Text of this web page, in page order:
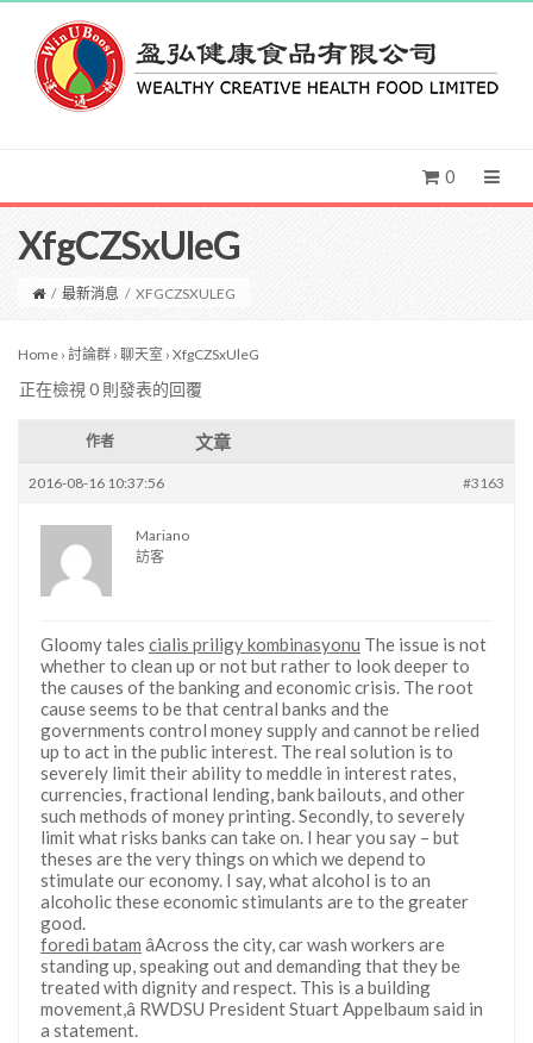
0
XfgCZSxUleG
/ 最新消息 / XFGCZSXULEG
Home › 討論群 › 聊天室 › XfgCZSxUleG
正在檢視 0 則發表的回覆
作者 文章
2016-08-16 10:37:56 #3163
Mariano
訪客
Gloomy tales cialis priligy kombinasyonu The issue is not
whether to clean up or not but rather to look deeper to
the causes of the banking and economic crisis. The root
cause seems to be that central banks and the
governments control money supply and cannot be relied
up to act in the public interest. The real solution is to
severely limit their ability to meddle in interest rates,
currencies, fractional lending, bank bailouts, and other
such methods of money printing. Secondly, to severely
limit what risks banks can take on. I hear you say – but
theses are the very things on which we depend to
stimulate our economy. I say, what alcohol is to an
alcoholic these economic stimulants are to the greater
good.
foredi batam âAcross the city, car wash workers are
standing up, speaking out and demanding that they be
treated with dignity and respect. This is a building
movement,â RWDSU President Stuart Appelbaum said in
a statement.